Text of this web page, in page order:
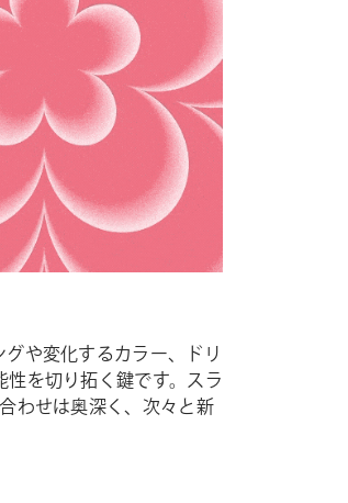
や変化するカラー、ドリ
を切り拓く鍵です。スラ
わせは奥深く、次々と新